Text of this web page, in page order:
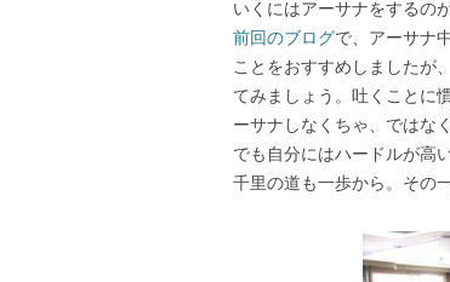
いくにはアーサナをするの
前回のブログで、アーサナ
ことをおすすめしましたが
てみましょう。吐くことに
ーサナしなくちゃ、ではな
でも自分にはハードルが高
千里の道も一歩から。その